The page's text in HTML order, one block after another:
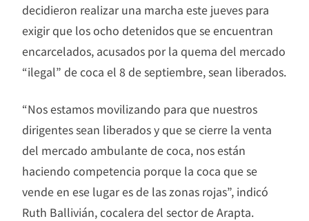
decidieron realizar una marcha este jueves para
exigir que los ocho detenidos que se encuentran
encarcelados, acusados por la quema del mercado
“ilegal” de coca el 8 de septiembre, sean liberados.
“Nos estamos movilizando para que nuestros
dirigentes sean liberados y que se cierre la venta
del mercado ambulante de coca, nos están
haciendo competencia porque la coca que se
vende en ese lugar es de las zonas rojas”, indicó
Ruth Ballivián, cocalera del sector de Arapta.